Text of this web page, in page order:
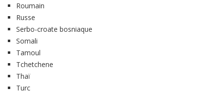
Roumain
Russe
Serbo-croate bosniaque
Somali
Tamoul
Tchetchene
Thaï
Turc